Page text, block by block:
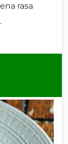
rasa